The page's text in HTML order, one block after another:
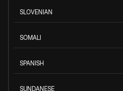
SLOVENIAN
SOMALI
SPANISH
SUNDANESE